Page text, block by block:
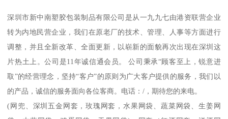
深圳市新中南塑胶包装制品有限公司是从一九九七由港资联营企业
转为内地民营企业，我们在原老厂的技术、管理、人事等方面进行
调整，并且全新改革、全面更新，以崭新的面貌再次出现在深圳这
片热土上。公司是11年诚信通会员。 公司秉承“顾客至上，锐意进
取”的经营理念，坚持“客户”的原则为广大客户提供的服务，我们以
的产品，诚信的服务面向各位客商。电话：/，期待您的来电。
(网兜、深圳五金网套，玫瑰网套，水果网袋、蔬菜网袋、生姜网